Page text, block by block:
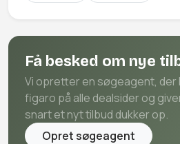
Få besked om nye
Vi opretter en søgeagent, der
figaro på alle dealsider og
snart et nyt tilbud dukker op.
Opret søgeagent